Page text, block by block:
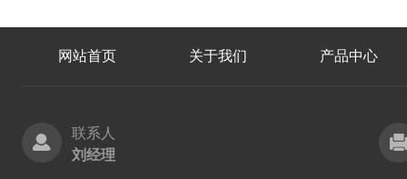
网站首页 关于我们 产品中心
联系人
刘经理